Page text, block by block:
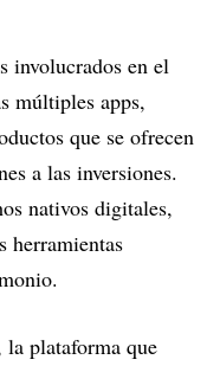
involucrados en el
múltiples apps,
que se ofrecen
a las inversiones.
nativos digitales,
herramientas
la plataforma que